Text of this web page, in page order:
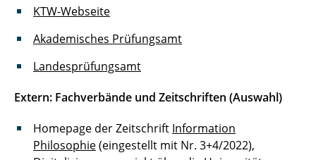
KTW-Webseite
Akademisches Prüfungsamt
Landesprüfungsamt
Extern: Fachverbände und Zeitschriften (Auswahl)
Homepage der Zeitschrift Information
Philosophie(eingestellt mit Nr. 3+4/2022),